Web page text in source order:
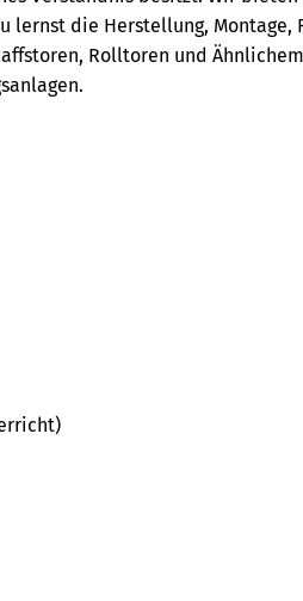
lernst die Herstellung, Montage,
Rolltoren und